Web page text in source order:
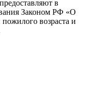
в
Законом РФ «О
возраста и